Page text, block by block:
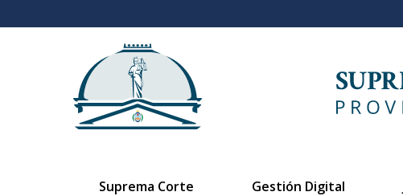
Suprema Corte Gestión Digital